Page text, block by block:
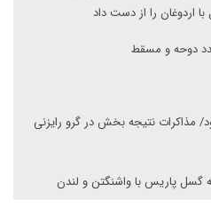
اردوغان را از دست داد
دوحه و مسقط
به مصاف ۱+۴ می رود/ مذاکرات نتیجه بخش در گرو رایزنی
گسل پاریس با واشنگتن و لندن